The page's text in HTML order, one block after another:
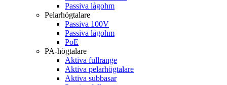
Passiva lågohm
Pelarhögtalare
Passiva 100V
Passiva lågohm
PoE
PA-högtalare
Aktiva fullrange
Aktiva pelarhögtalare
Aktiva subbasar